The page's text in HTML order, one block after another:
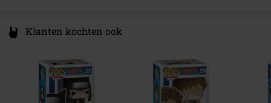
Klanten kochten ook